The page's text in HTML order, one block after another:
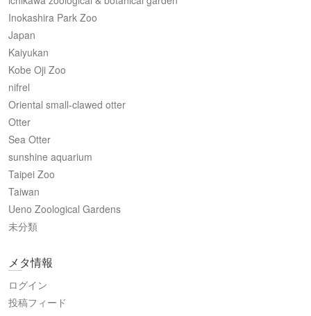
Inokashira Park Zoo
Japan
Kaiyukan
Kobe Oji Zoo
nifrel
Oriental small-clawed otter
Otter
Sea Otter
sunshine aquarium
Taipei Zoo
Taiwan
Ueno Zoological Gardens
未分類
メタ情報
ログイン
投稿フィード